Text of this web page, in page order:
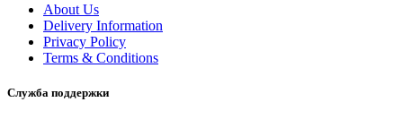
About Us
Delivery Information
Privacy Policy
Terms & Conditions
Служба поддержки